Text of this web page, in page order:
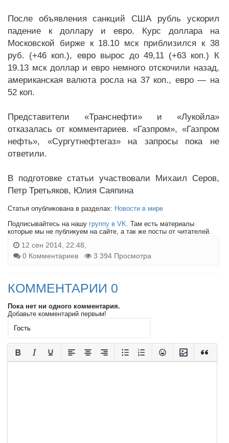
После объявления санкций США рубль ускорил
падение к доллару и евро. Курс доллара на
Московской бирже к 18.10 мск приблизился к 38
руб. (+46 коп.), евро вырос до 49,11 (+63 коп.) К
19.13 мск доллар и евро немного отскочили назад,
американская валюта росла на 37 коп., евро — на
52 коп.
Представители «Транснефти» и «Лукойла»
отказалась от комментариев. «Газпром», «Газпром
нефть», «Сургутнефтегаз» на запросы пока не
ответили.
В подготовке статьи участвовали Михаил Серов,
Петр Третьяков, Юлия Саяпина
Статья опубликована в разделах: Новости в мире
Подписывайтесь на нашу группу в VK. Там есть материалы
которые мы не публикуем на сайте, а так же посты от читателей.
12 сен 2014, 22:48,
0 Комментариев
3 394 Просмотра
КОММЕНТАРИИ 0
Пока нет ни одного комментария.
Добавьте комментарий первым!